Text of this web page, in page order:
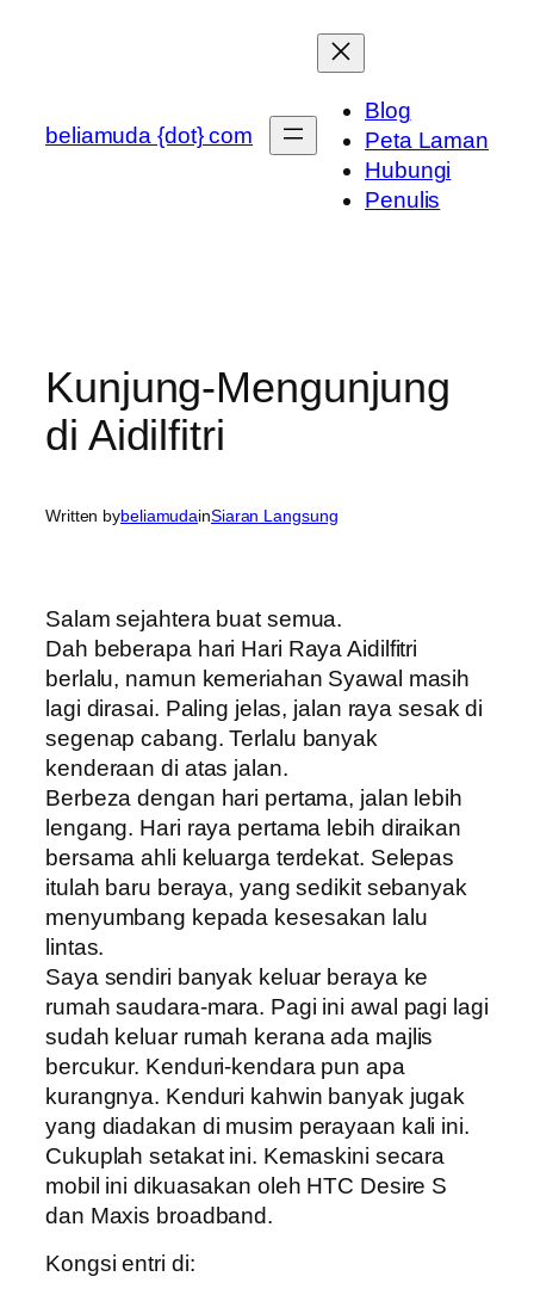
beliamuda {dot} com
Blog
Peta Laman
Hubungi
Penulis
Kunjung-Mengunjung
di Aidilfitri
Written bybeliamudainSiaran Langsung
Salam sejahtera buat semua.
Dah beberapa hari Hari Raya Aidilfitri
berlalu, namun kemeriahan Syawal masih
lagi dirasai. Paling jelas, jalan raya sesak di
segenap cabang. Terlalu banyak
kenderaan di atas jalan.
Berbeza dengan hari pertama, jalan lebih
lengang. Hari raya pertama lebih diraikan
bersama ahli keluarga terdekat. Selepas
itulah baru beraya, yang sedikit sebanyak
menyumbang kepada kesesakan lalu
lintas.
Saya sendiri banyak keluar beraya ke
rumah saudara-mara. Pagi ini awal pagi lagi
sudah keluar rumah kerana ada majlis
bercukur. Kenduri-kendara pun apa
kurangnya. Kenduri kahwin banyak jugak
yang diadakan di musim perayaan kali ini.
Cukuplah setakat ini. Kemaskini secara
mobil ini dikuasakan oleh HTC Desire S
dan Maxis broadband.
Kongsi entri di: